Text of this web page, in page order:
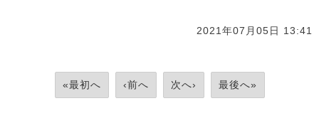
2021年07月05日 13:41
«最初へ ‹前へ 次へ› 最後へ»